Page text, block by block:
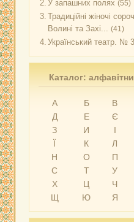
2. У запашних полях (55)
3. Традиційні жіночі
Волині та Захі... (41)
4. Український театр. № 3
Каталог:
А Б В
Д
Е Є
З
И І
Ї
К Л
Н
О П
С
Т У
Х
Ц Ч
Щ
Ю Я